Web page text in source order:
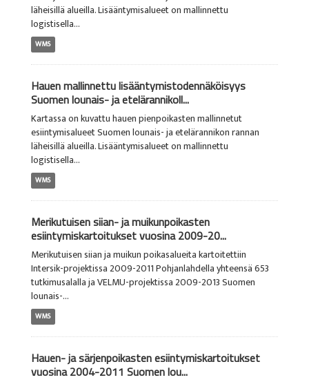
läheisillä alueilla. Lisääntymisalueet on mallinnettu
logistisella...
WMS
Hauen mallinnettu lisääntymistodennäköisyys
Suomen lounais- ja etelärannikoll...
Kartassa on kuvattu hauen pienpoikasten mallinnetut
esiintymisalueet Suomen lounais- ja etelärannikon rannan
läheisillä alueilla. Lisääntymisalueet on mallinnettu
logistisella...
WMS
Merikutuisen siian- ja muikunpoikasten
esiintymiskartoitukset vuosina 2009-20...
Merikutuisen siian ja muikun poikasalueita kartoitettiin
Intersik-projektissa 2009-2011 Pohjanlahdella yhteensä 653
tutkimusalalla ja VELMU-projektissa 2009-2013 Suomen
lounais-...
WMS
Hauen- ja särjenpoikasten esiintymiskartoitukset
vuosina 2004-2011 Suomen lou...